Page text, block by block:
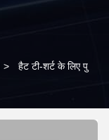
> हैट टी-शर्ट के लिए पु